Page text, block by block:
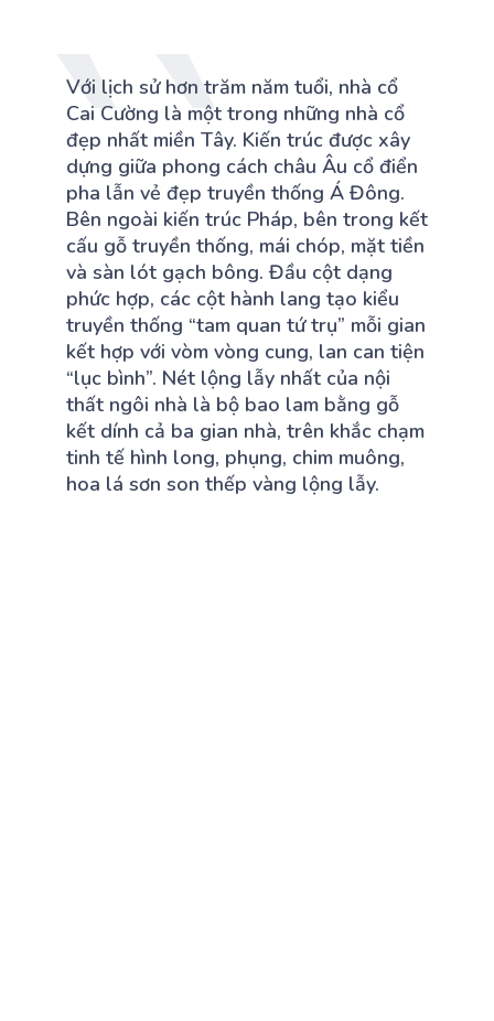
Với lịch sử hơn trăm năm tuổi, nhà cổ
Cai Cường là một trong những nhà cổ
đẹp nhất miền Tây. Kiến trúc được xây
dựng giữa phong cách châu Âu cổ điển
pha lẫn vẻ đẹp truyền thống Á Đông.
Bên ngoài kiến trúc Pháp, bên trong kết
cấu gỗ truyền thống, mái chóp, mặt tiền
và sàn lót gạch bông. Đầu cột dạng
phức hợp, các cột hành lang tạo kiểu
truyền thống “tam quan tứ trụ” mỗi gian
kết hợp với vòm vòng cung, lan can tiện
“lục bình”. Nét lộng lẫy nhất của nội
thất ngôi nhà là bộ bao lam bằng gỗ
kết dính cả ba gian nhà, trên khắc chạm
tinh tế hình long, phụng, chim muông,
hoa lá sơn son thếp vàng lộng lẫy.